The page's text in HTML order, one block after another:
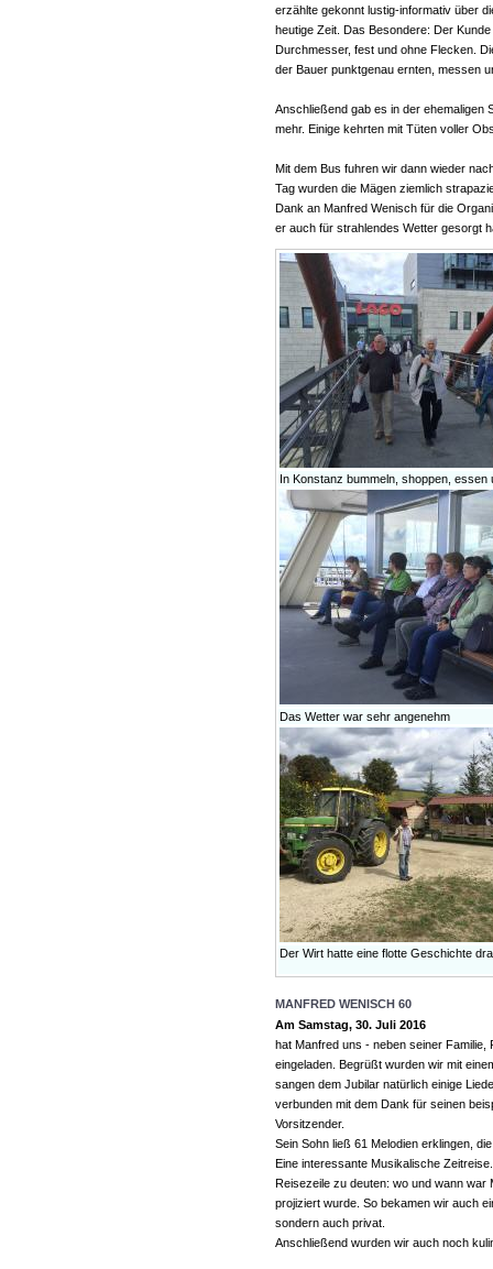
erzählte gekonnt lustig-informativ über
heutige Zeit. Das Besondere: Der
Durchmesser, fest und ohne Flecken.
der Bauer punktgenau ernten, messen
Anschließend gab es in der ehemaligen
mehr. Einige kehrten mit Tüten voller
Mit dem Bus fuhren wir dann wieder
Tag wurden die Mägen ziemlich
Dank an Manfred Wenisch für die
er auch für strahlendes Wetter gesorgt
In Konstanz bummeln, shoppen, essen
Das Wetter war sehr angenehm
Der Wirt hatte eine flotte Geschichte
MANFRED WENISCH 60
Am Samstag, 30. Juli 2016
hat Manfred uns - neben seiner
eingeladen. Begrüßt wurden wir mit
sangen dem Jubilar natürlich einige
verbunden mit dem Dank für seinen
Vorsitzender.
Sein Sohn ließ 61 Melodien erklingen,
Eine interessante Musikalische
Reisezeile zu deuten: wo und wann
projiziert wurde. So bekamen wir auch
sondern auch privat.
Anschließend wurden wir auch noch